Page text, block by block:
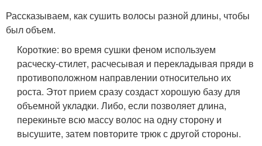
Рассказываем, как сушить волосы разной длины, чтобы
был объем.
Короткие: во время сушки феном используем
расческу-стилет, расчесывая и перекладывая пряди в
противоположном направлении относительно их
роста. Этот прием сразу создаст хорошую базу для
объемной укладки. Либо, если позволяет длина,
перекиньте всю массу волос на одну сторону и
высушите, затем повторите трюк с другой стороны.